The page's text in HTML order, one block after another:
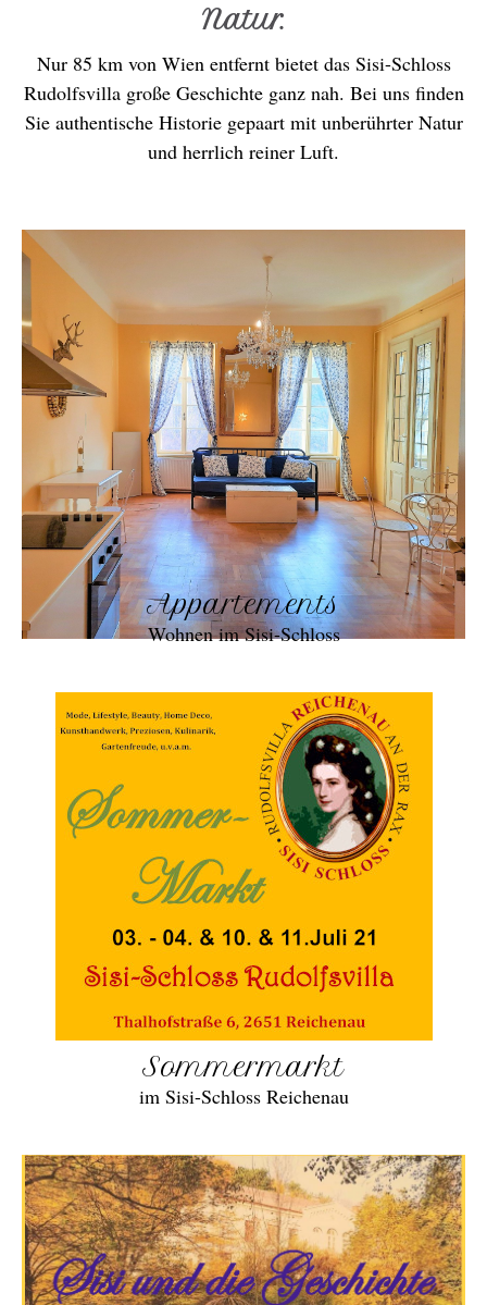
Natur.
Nur 85 km von Wien entfernt bietet das Sisi-Schloss
Rudolfsvilla große Geschichte ganz nah. Bei uns finden
Sie authentische Historie gepaart mit unberührter Natur
und herrlich reiner Luft.
Appartements
Wohnen im Sisi-Schloss
Sommermarkt
im Sisi-Schloss Reichenau